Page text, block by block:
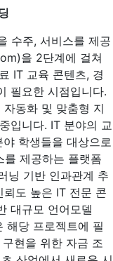
수주, 서비스를 제공
을 2단계에 걸쳐
IT 교육 콘텐츠, 경
필요한 시점입니다.
동화 및 맞춤형 지
입니다. IT 분야의 교
학생들을 대상으로
를 제공하는 플랫폼
닝 기반 인과관계 추
뢰도 높은 IT 전문 콘
대규모 언어모델
해당 프로젝트에 필
현을 위한 자금 조